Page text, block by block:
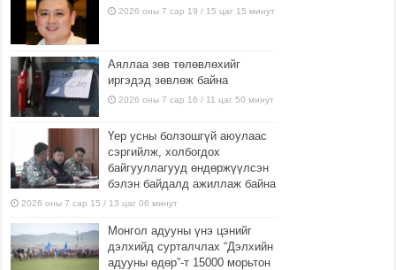
2026 оны 7 сар 19 / 15 цаг 15 минут
Аяллаа зөв төлөвлөхийг
иргэдэд зөвлөж байна
2026 оны 7 сар 16 / 11 цаг 50 минут
Үер усны болзошгүй аюулаас
сэргийлж, холбогдох
байгууллагууд өндөржүүлсэн
бэлэн байдалд ажиллаж байна
2026 оны 7 сар 15 / 13 цаг 06 минут
Монгол адууны үнэ цэнийг
дэлхийд сурталчлах “Дэлхийн
адууны өдөр”-т 15000 морьтон